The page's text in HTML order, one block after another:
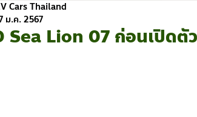
Sea Lion 07 ก่อนเปิดตั
Cars Thailand
ม.ค. 2567